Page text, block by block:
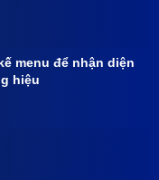
menu để nhận diện
hiệu